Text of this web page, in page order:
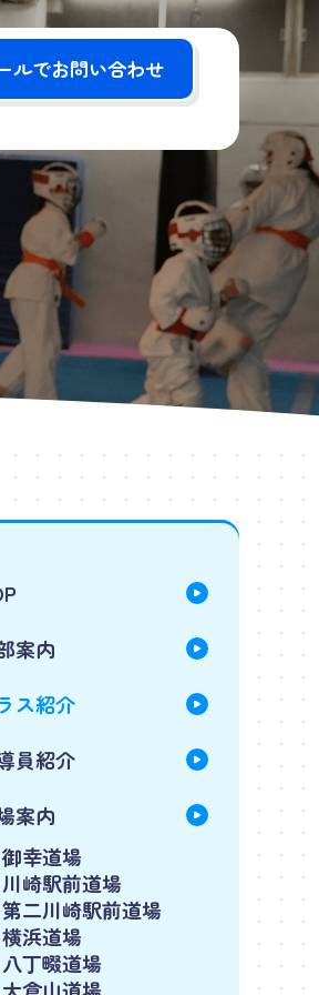
ルでお問い合わせ
案内
ス紹介
員紹介
案内
御幸道場
川崎駅前道場
第二川崎駅前道場
横浜道場
八丁畷道場